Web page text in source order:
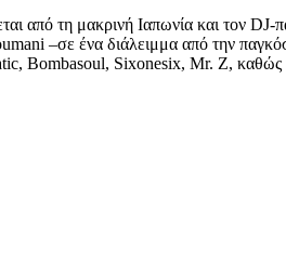
από τη μακρινή Ιαπωνία και τον
–σε ένα διάλειμμα από την
Bombasoul, Sixonesix, Mr. Z, καθώς